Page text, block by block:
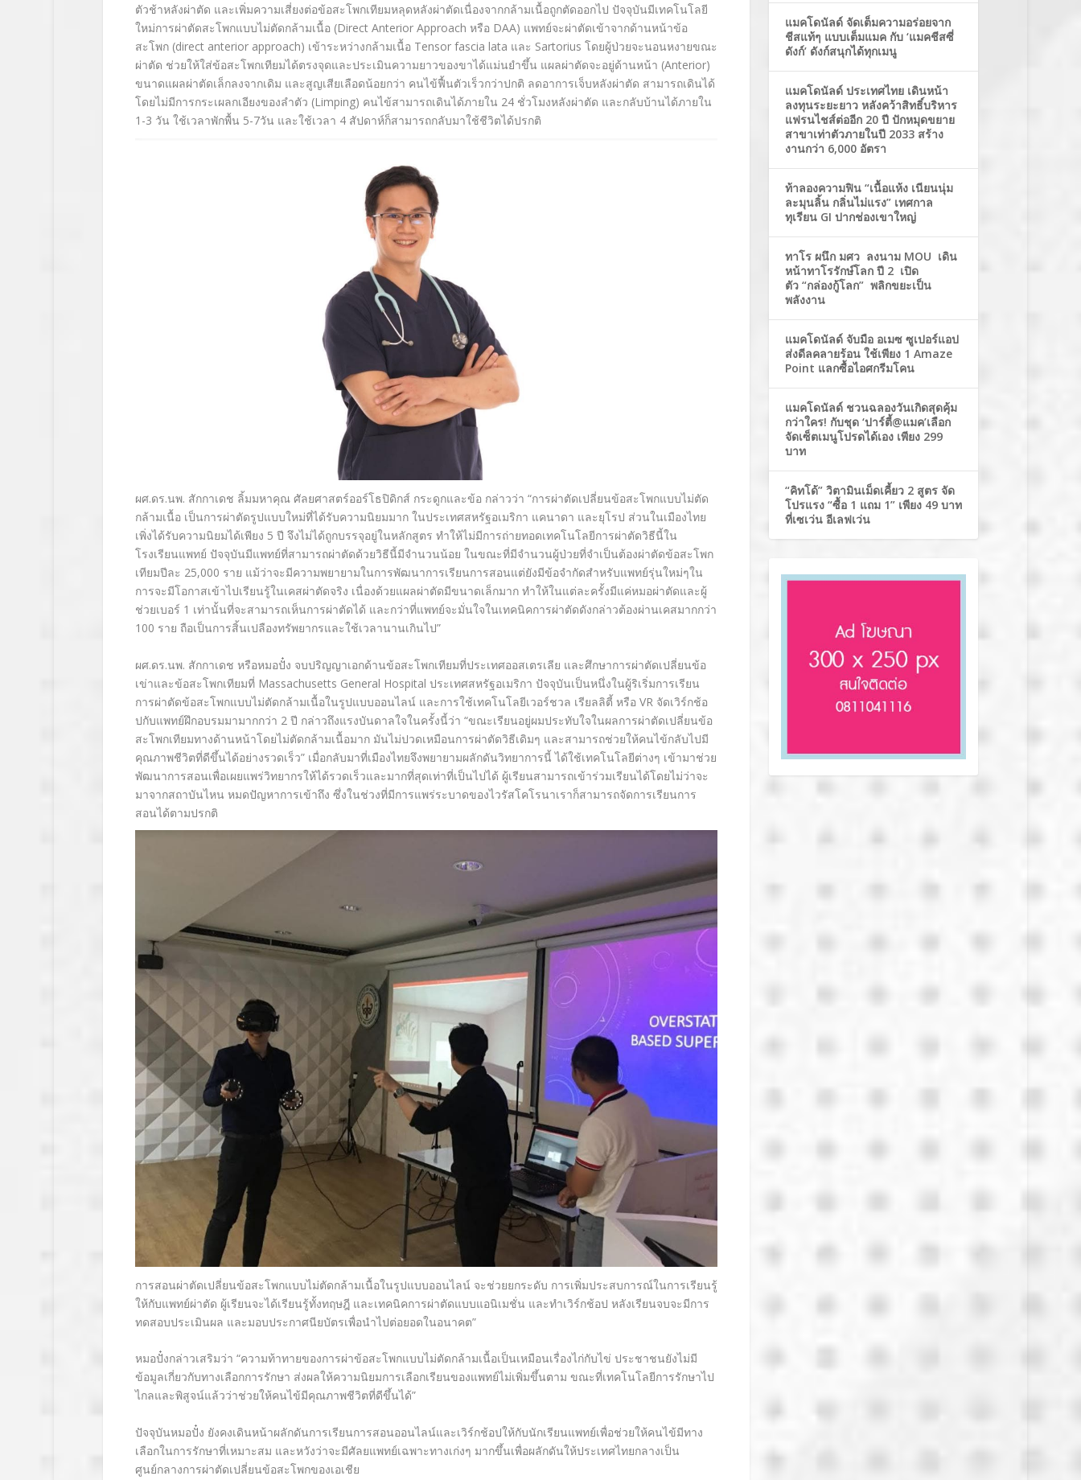
ตัวช้าหลังผ่าตัด และเพิ่มความเสี่ยงต่อข้อสะโพกเทียมหลุดหลังผ่าตัดเนื่องจากกล้ามเนื้อถูกตัดออกไป ปัจจุบันมีเทคโนโลยี
ใหม่การผ่าตัดสะโพกแบบไม่ตัดกล้ามเนื้อ (Direct Anterior Approach หรือ DAA) แพทย์จะผ่าตัดเข้าจากด้านหน้าข้อ
สะโพก(direct anterior approach) เข้าระหว่างกล้ามเนื้อ Tensor fascia lata และ Sartorius โดยผู้ป่วยจะนอนหงายขณะ
ผ่าตัด ช่วยให้ใส่ข้อสะโพกเทียมได้ตรงจุดและประเมินความยาวของขาได้แม่นยำขึ้น แผลผ่าตัดจะอยู่ด้านหน้า (Anterior)
ขนาดแผลผ่าตัดเล็กลงจากเดิม และสูญเสียเลือดน้อยกว่า คนไข้ฟื้นตัวเร็วกว่าปกติ ลดอาการเจ็บหลังผ่าตัด สามารถเดินได้
โดยไม่มีการกระเผลกเอียงของลำตัว (Limping) คนไข้สามารถเดินได้ภายใน 24 ชั่วโมงหลังผ่าตัด และกลับบ้านได้ภายใน
1-3 วัน ใช้เวลาพักพื้น 5-7วัน และใช้เวลา 4 สัปดาห์ก็สามารถกลับมาใช้ชีวิตได้ปรกติ
ผศ.ดร.นพ. สักกาเดช ลิ้มมหาคุณ ศัลยศาสตร์ออร์โธปิดิกส์ กระดูกและข้อ กล่าวว่า “การผ่าตัดเปลี่ยนข้อสะโพกแบบไม่ตัด
กล้ามเนื้อ เป็นการผ่าตัดรูปแบบใหม่ที่ได้รับความนิยมมาก ในประเทศสหรัฐอเมริกา แคนาดา และยุโรป ส่วนในเมืองไทย
เพิ่งได้รับความนิยมได้เพียง 5 ปี จึงไม่ได้ถูกบรรจุอยู่ในหลักสูตร ทำให้ไม่มีการถ่ายทอดเทคโนโลยีการผ่าตัดวิธีนี้ใน
โรงเรียนแพทย์ ปัจจุบันมีแพทย์ที่สามารถผ่าตัดด้วยวิธีนี้มีจำนวนน้อย ในขณะที่มีจำนวนผู้ป่วยที่จำเป็นต้องผ่าตัดข้อสะโพก
เทียมปีละ 25,000 ราย แม้ว่าจะมีความพยายามในการพัฒนาการเรียนการสอนแต่ยังมีข้อจำกัดสำหรับแพทย์รุ่นใหม่ๆใน
การจะมีโอกาสเข้าไปเรียนรู้ในเคสผ่าตัดจริง เนื่องด้วยแผลผ่าตัดมีขนาดเล็กมาก ทำให้ในแต่ละครั้งมีแค่หมอผ่าตัดและผู้
ช่วยเบอร์ 1 เท่านั้นที่จะสามารถเห็นการผ่าตัดได้ และกว่าที่แพทย์จะมั่นใจในเทคนิคการผ่าตัดดังกล่าวต้องผ่านเคสมากกว่า
100 ราย ถือเป็นการสิ้นเปลืองทรัพยากรและใช้เวลานานเกินไป”
ผศ.ดร.นพ. สักกาเดช หรือหมอปั๋ง จบปริญญาเอกด้านข้อสะโพกเทียมที่ประเทศออสเตรเลีย และศึกษาการผ่าตัดเปลี่ยนข้อ
เข่าและข้อสะโพกเทียมที่ Massachusetts General Hospital ประเทศสหรัฐอเมริกา ปัจจุบันเป็นหนึ่งในผู้ริเริ่มการเรียน
การผ่าตัดข้อสะโพกแบบไม่ตัดกล้ามเนื้อในรูปแบบออนไลน์ และการใช้เทคโนโลยีเวอร์ชวล เรียลลิตี้ หรือ VR จัดเวิร์กช้อ
ปกับแพทย์ฝึกอบรมมามากกว่า 2 ปี กล่าวถึงแรงบันดาลใจในครั้งนี้ว่า “ขณะเรียนอยู่ผมประทับใจในผลการผ่าตัดเปลี่ยนข้อ
สะโพกเทียมทางด้านหน้าโดยไม่ตัดกล้ามเนื้อมาก มันไม่ปวดเหมือนการผ่าตัดวิธีเดิมๆ และสามารถช่วยให้คนไข้กลับไปมี
คุณภาพชีวิตที่ดีขึ้นได้อย่างรวดเร็ว”เมื่อกลับมาที่เมืองไทยจึงพยายามผลักดันวิทยาการนี้ ได้ใช้เทคโนโลยีต่างๆ เข้ามาช่วย
พัฒนาการสอนเพื่อเผยแพร่วิทยากรให้ได้รวดเร็วและมากที่สุดเท่าที่เป็นไปได้ ผู้เรียนสามารถเข้าร่วมเรียนได้โดยไม่ว่าจะ
มาจากสถาบันไหน หมดปัญหาการเข้าถึง ซึ่งในช่วงที่มีการแพร่ระบาดของไวรัสโคโรนาเราก็สามารถจัดการเรียนการ
สอนได้ตามปรกติ
การสอนผ่าตัดเปลี่ยนข้อสะโพกแบบไม่ตัดกล้ามเนื้อในรูปแบบออนไลน์ จะช่วยยกระดับ การเพิ่มประสบการณ์ในการเรียนรู้
ให้กับแพทย์ผ่าตัด ผู้เรียนจะได้เรียนรู้ทั้งทฤษฎี และเทคนิคการผ่าตัดแบบแอนิเมชั่น และทำเวิร์กช้อป หลังเรียนจบจะมีการ
ทดสอบประเมินผล และมอบประกาศนียบัตรเพื่อนำไปต่อยอดในอนาคต”
หมอปั๋งกล่าวเสริมว่า “ความท้าทายของการผ่าข้อสะโพกแบบไม่ตัดกล้ามเนื้อเป็นเหมือนเรื่องไก่กับไข่ ประชาชนยังไม่มี
ข้อมูลเกี่ยวกับทางเลือกการรักษา ส่งผลให้ความนิยมการเลือกเรียนของแพทย์ไม่เพิ่มขึ้นตาม ขณะที่เทคโนโลยีการรักษาไป
ไกลและพิสูจน์แล้วว่าช่วยให้คนไข้มีคุณภาพชีวิตที่ดีขึ้นได้”
ปัจจุบันหมอปั๋ง ยังคงเดินหน้าผลักดันการเรียนการสอนออนไลน์และเวิร์กช้อปให้กับนักเรียนแพทย์เพื่อช่วยให้คนไข้มีทาง
เลือกในการรักษาที่เหมาะสม และหวังว่าจะมีศัลยแพทย์เฉพาะทางเก่งๆ มากขึ้นเพื่อผลักดันให้ประเทศไทยกลางเป็น
ศูนย์กลางการผ่าตัดเปลี่ยนข้อสะโพกของเอเชีย
แมคโดนัลด์ จัดเต็มความอร่อยจาก
ชีสแท้ๆ แบบเต็มแมค กับ ‘แมคชีสซี่
ดังก์’ ดังก์สนุกได้ทุกเมนู
แมคโดนัลด์ ประเทศไทย เดินหน้า
ลงทุนระยะยาว หลังคว้าสิทธิ์บริหาร
แฟรนไชส์ต่ออีก 20 ปี ปักหมุดขยาย
สาขาเท่าตัวภายในปี 2033 สร้าง
งานกว่า 6,000 อัตรา
ท้าลองความฟิน “เนื้อแห้ง เนียนนุ่ม
ละมุนลิ้น กลิ่นไม่แรง” เทศกาล
ทุเรียน GI ปากช่องเขาใหญ่
ทาโร ผนึก มศว ลงนาม MOU เดิน
หน้าทาโรรักษ์โลก ปี 2 เปิด
ตัว “กล่องกู้โลก” พลิกขยะเป็น
พลังงาน
แมคโดนัลด์ จับมือ อเมซ ซูเปอร์แอป
ส่งดีลคลายร้อน ใช้เพียง 1 Amaze
Point แลกซื้อไอศกรีมโคน
แมคโดนัลด์ ชวนฉลองวันเกิดสุดคุ้ม
กว่าใคร! กับชุด ‘ปาร์ตี้@แมค’เลือก
จัดเซ็ตเมนูโปรดได้เอง เพียง 299
บาท
“คิทโด้” วิตามินเม็ดเคี้ยว 2 สูตร จัด
โปรแรง “ซื้อ 1 แถม 1” เพียง 49 บาท
ที่เซเว่น อีเลฟเว่น